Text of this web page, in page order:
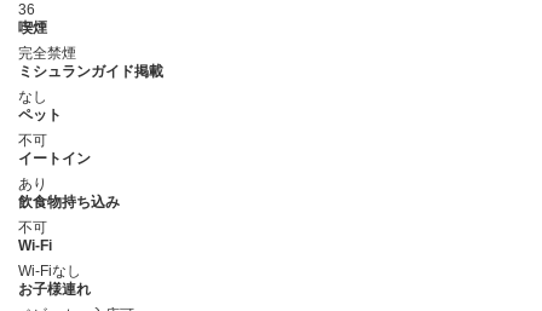
36
喫煙
完全禁煙
ミシュランガイド掲載
なし
ペット
不可
イートイン
あり
飲食物持ち込み
不可
Wi-Fi
Wi-Fiなし
お子様連れ